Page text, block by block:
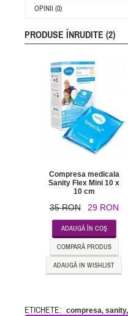
OPINII (0)
PRODUSE ÎNRUDITE (2)
Compresa medicala
Sanity Flex Mini 10 x
10 cm
35 RON 29 RON
ADAUGĂ ÎN COŞ
COMPARĂ PRODUS
ADAUGĂ IN WISHLIST
ETICHETE: compresa, sanity,